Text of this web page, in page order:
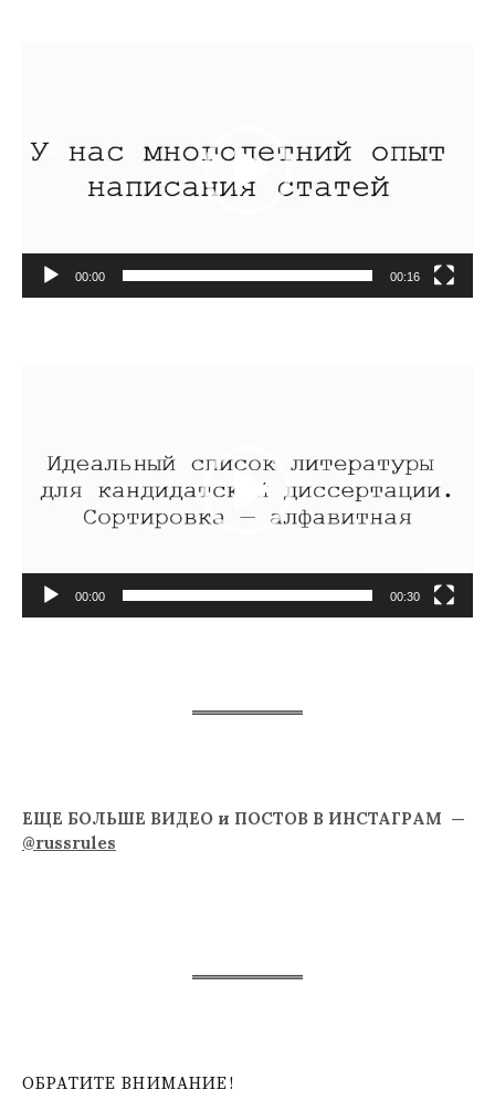
00:00 00:16
00:00 00:30
ЕЩЕ БОЛЬШЕ ВИДЕО и ПОСТОВ В ИНСТАГРАМ —
@russrules
ОБРАТИТЕ ВНИМАНИЕ!